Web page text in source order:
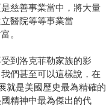
慈善事業當中，將大量
醫院等等事業當
。
到洛克菲勒家族的影
們甚至可以這樣說，在
就是美國歷史最為精確的
精神中最為傑出的代